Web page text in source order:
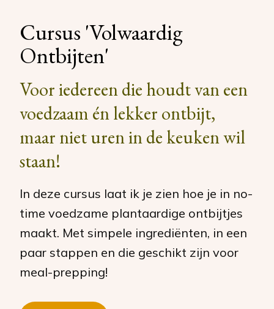
Cursus 'Volwaardig
Ontbijten'
Voor iedereen die houdt van een
voedzaam én lekker ontbijt,
maar niet uren in de keuken wil
staan!
In deze cursus laat ik je zien hoe je in no-
time voedzame plantaardige ontbijtjes
maakt. Met simpele ingrediënten, in een
paar stappen en die geschikt zijn voor
meal-prepping!